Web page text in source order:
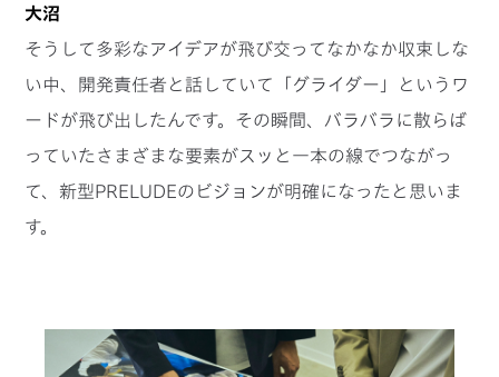
大沼
そうして多彩なアイデアが飛び交ってなかなか収束しな
い中、開発責任者と話していて「グライダー」というワ
ードが飛び出したんです。その瞬間、バラバラに散らば
っていたさまざまな要素がスッと一本の線でつながっ
て、新型PRELUDEのビジョンが明確になったと思いま
す。